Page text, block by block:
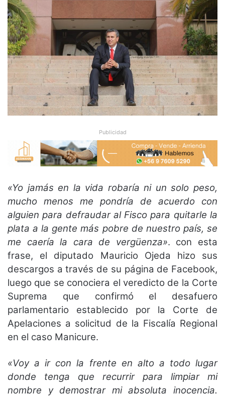
Publicidad
«Yo jamás en la vida robaría ni un solo peso,
mucho menos me pondría de acuerdo con
alguien para defraudar al Fisco para quitarle la
plata a la gente más pobre de nuestro país, se
me caería la cara de vergüenza». con esta
frase, el diputado Mauricio Ojeda hizo sus
descargos a través de su página de Facebook,
luego que se conociera el veredicto de la Corte
Suprema que confirmó el desafuero
parlamentario establecido por la Corte de
Apelaciones a solicitud de la Fiscalía Regional
en el caso Manicure.
«Voy a ir con la frente en alto a todo lugar
donde tenga que recurrir para limpiar mi
nombre y demostrar mi absoluta inocencia.